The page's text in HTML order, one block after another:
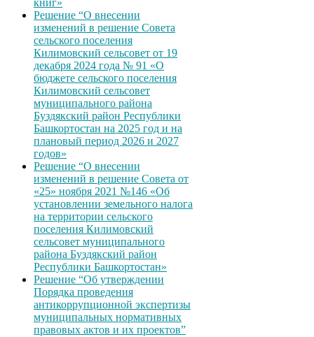
книг»
Решение “О внесении
изменений в решение Совета
сельского поселения
Килимовский сельсовет от 19
декабря 2024 года № 91 «О
бюджете сельского поселения
Килимовский сельсовет
муниципального района
Буздякский район Республики
Башкортостан на 2025 год и на
плановый период 2026 и 2027
годов»
Решение “О внесении
изменений в решение Совета от
«25» ноября 2021 №146 «Об
установлении земельного налога
на территории сельского
поселения Килимовский
сельсовет муниципального
района Буздякский район
Республики Башкортостан»
Решение “Об утверждении
Порядка проведения
антикоррупционной экспертизы
муниципальных нормативных
правовых актов и их проектов”